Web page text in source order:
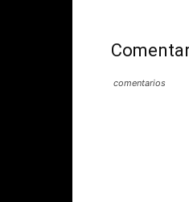
comentarios